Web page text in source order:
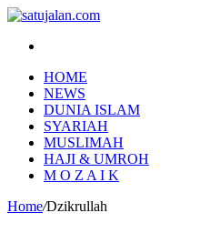
HOME
NEWS
DUNIA ISLAM
SYARIAH
MUSLIMAH
HAJI & UMROH
M O Z A I K
Home/Dzikrullah